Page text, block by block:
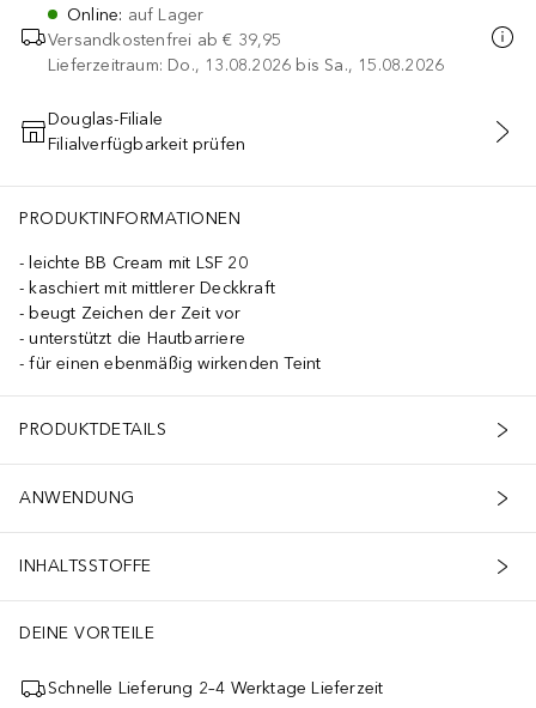
Online: auf Lager
Versandkostenfrei ab € 39,95
Lieferzeitraum: Do., 13.08.2026 bis Sa., 15.08.2026
IN DEN WARENKORB
Douglas-Filiale
Filialverfügbarkeit prüfen
PRODUKTINFORMATIONEN
leichte BB Cream mit LSF 20
kaschiert mit mittlerer Deckkraft
beugt Zeichen der Zeit vor
unterstützt die Hautbarriere
für einen ebenmäßig wirkenden Teint
PRODUKTDETAILS
ANWENDUNG
INHALTSSTOFFE
DEINE VORTEILE
Schnelle Lieferung 2–4 Werktage Lieferzeit